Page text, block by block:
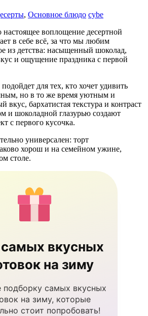
, Основное блюдо cybe
воплощение десертной
в себе всё, за что мы любим
из детства: насыщенный шоколад,
и ощущение праздника с первой
для тех, кто хочет удивить
но в то же время уютным и
вкус, бархатистая текстура и контраст
и шоколадной глазурью создают
с первого кусочка.
универсален: торт
хорош и на семейном ужине,
столе.
вкусных
на зиму
подборку самых вкусных
на зиму, которые
стоит попробовать!